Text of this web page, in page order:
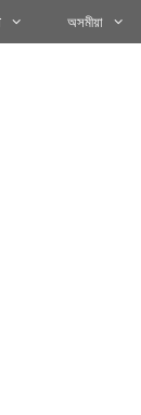
অসমীয়া